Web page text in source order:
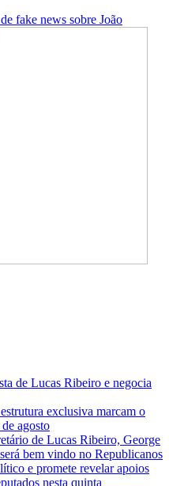
fake news sobre João
de Lucas Ribeiro e negocia
exclusiva marcam o
agosto
de Lucas Ribeiro, George
bem vindo no Republicanos
e promete revelar apoios
nesta quinta